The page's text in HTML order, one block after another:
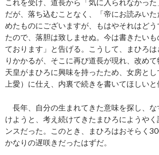
これを受け、道長から「気に入られなかっ
だが、落ち込むことなく、「帝にお読みい
めたものにございますが、もはやそれはど
たので、落胆は致しませぬ。今は書きたい
ております」と告げる。こうして、まひろは
りかかるが、そこに再び道長が現れ、改め
天皇がまひろに興味を持ったため、女房と
上愛）に仕え、内裏で続きを書いてほしいと
長年、自分の生まれてきた意味を探し、な
けようと、考え続けてきたまひろにようや
ンスだった。このとき、まひろはおそらく
かなりの遅咲きだったはずだ。